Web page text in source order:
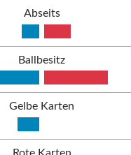
Abseits
Ballbesitz
Gelbe Karten
Rote Karten